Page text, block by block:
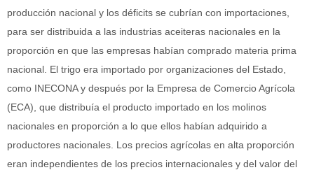
producción nacional y los déficits se cubrían con importaciones,
para ser distribuida a las industrias aceiteras nacionales en la
proporción en que las empresas habían comprado materia prima
nacional. El trigo era importado por organizaciones del Estado,
como INECONA y después por la Empresa de Comercio Agrícola
(ECA), que distribuía el producto importado en los molinos
nacionales en proporción a lo que ellos habían adquirido a
productores nacionales. Los precios agrícolas en alta proporción
eran independientes de los precios internacionales y del valor del